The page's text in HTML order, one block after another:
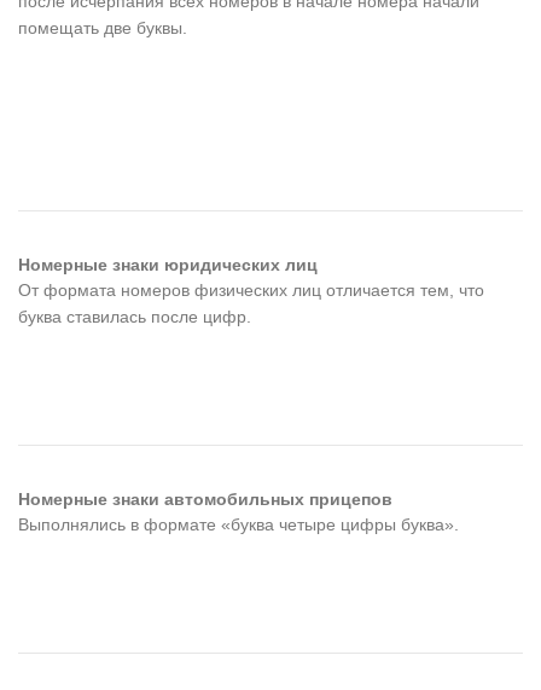
помещать две буквы.
Номерные знаки юридических лиц
От формата номеров физических лиц отличается тем, что
буква ставилась после цифр.
Номерные знаки автомобильных прицепов
Выполнялись в формате «буква четыре цифры буква».